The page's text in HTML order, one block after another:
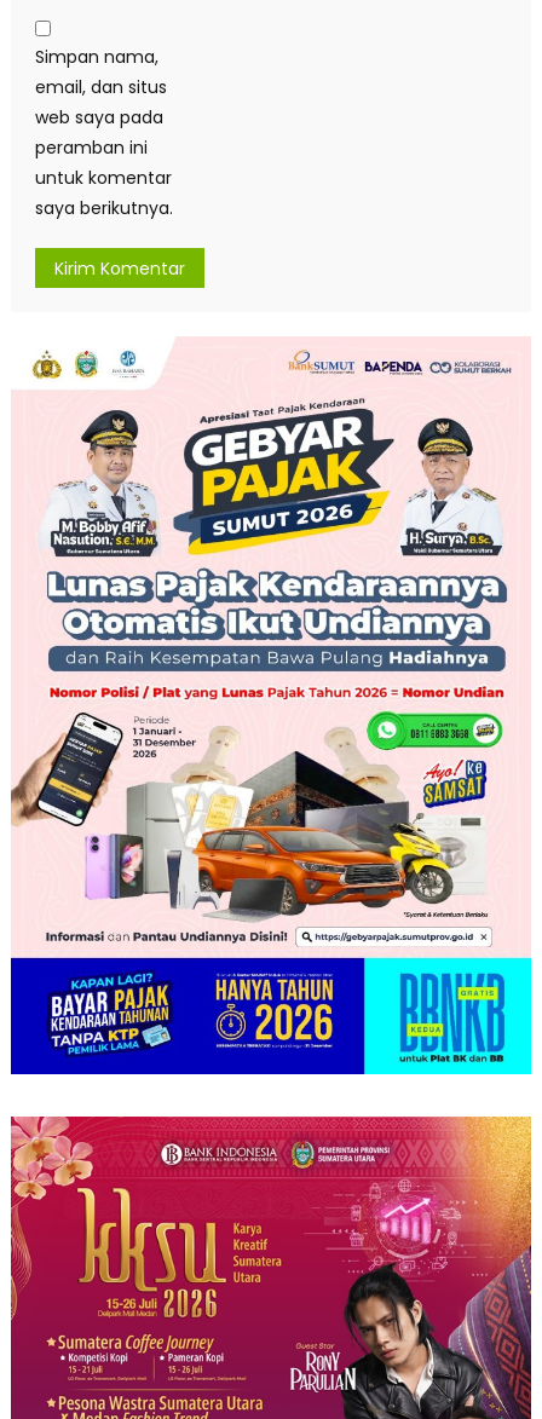
Simpan nama,
email, dan situs
web saya pada
peramban ini
untuk komentar
saya berikutnya.